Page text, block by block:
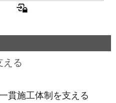
える
貫施工体制を支える